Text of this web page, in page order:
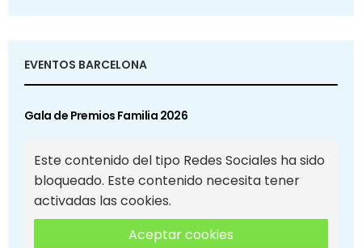
EVENTOS BARCELONA
Gala de Premios Familia 2026
Este contenido del tipo Redes Sociales ha sido
bloqueado. Este contenido necesita tener
activadas las cookies.
Aceptar cookies